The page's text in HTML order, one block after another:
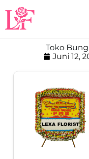
Toko
Juni 12,